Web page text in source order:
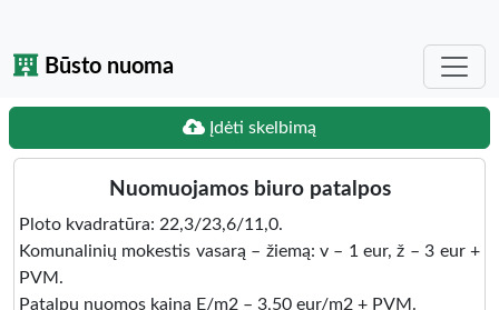
Būsto nuoma
Įdėti skelbimą
Nuomuojamos biuro patalpos
Ploto kvadratūra: 22,3/23,6/11,0.
Komunalinių mokestis vasarą – žiemą: v – 1 eur, ž – 3 eur +
PVM.
Patalpų nuomos kaina E/m2 – 3,50 eur/m2 + PVM.